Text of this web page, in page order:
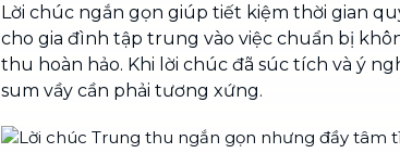
Lời chúc ngắn gọn giúp tiết kiệm thời gian
cho gia đình tập trung vào việc chuẩn bị
thu hoàn hảo. Khi lời chúc đã súc tích và ý
sum vầy cần phải tương xứng.